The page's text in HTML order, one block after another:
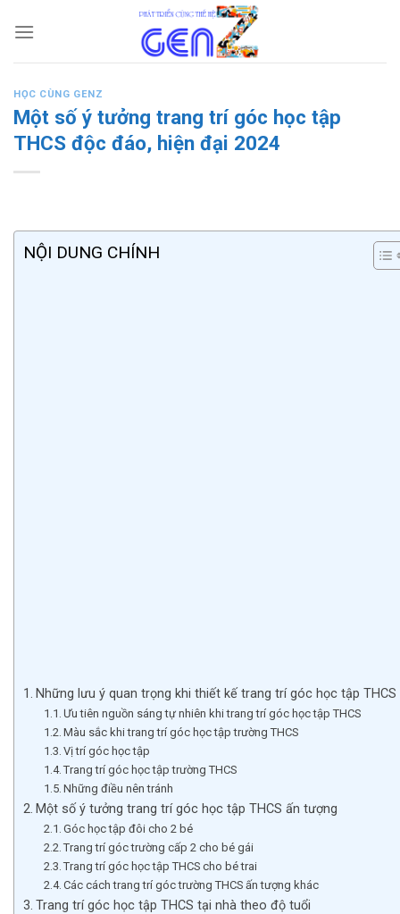
HỌC CÙNG GENZ
Một số ý tưởng trang trí góc học tập
THCS độc đáo, hiện đại 2024
NỘI DUNG CHÍNH
Những lưu ý quan trọng khi thiết kế trang trí góc học tập THCS
Ưu tiên nguồn sáng tự nhiên khi trang trí góc học tập THCS
Màu sắc khi trang trí góc học tập trường THCS
Vị trí góc học tập
Trang trí góc học tập trường THCS
Những điều nên tránh
Một số ý tưởng trang trí góc học tập THCS ấn tượng
Góc học tập đôi cho 2 bé
Trang trí góc trường cấp 2 cho bé gái
Trang trí góc học tập THCS cho bé trai
Các cách trang trí góc trường THCS ấn tượng khác
Trang trí góc học tập THCS tại nhà theo độ tuổi